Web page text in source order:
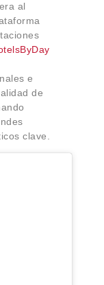
al
e
de
clave.